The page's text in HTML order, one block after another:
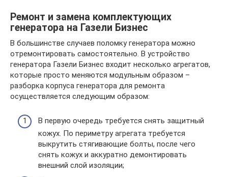
Ремонт и замена комплектующих
генератора на Газели Бизнес
В большинстве случаев поломку генератора можно
отремонтировать самостоятельно. В устройство
генератора Газели Бизнес входит несколько агрегатов,
которые просто меняются модульным образом –
разборка корпуса генератора для ремонта
осуществляется следующим образом:
В первую очередь требуется снять защитный
кожух. По периметру агрегата требуется
выкрутить стягивающие болты, после чего
снять кожух и аккуратно демонтировать
внешний слой изоляции;